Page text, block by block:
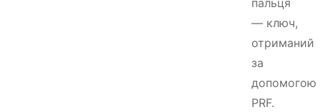
пальця
— ключ,
отриманий
за
допомогою
PRF.